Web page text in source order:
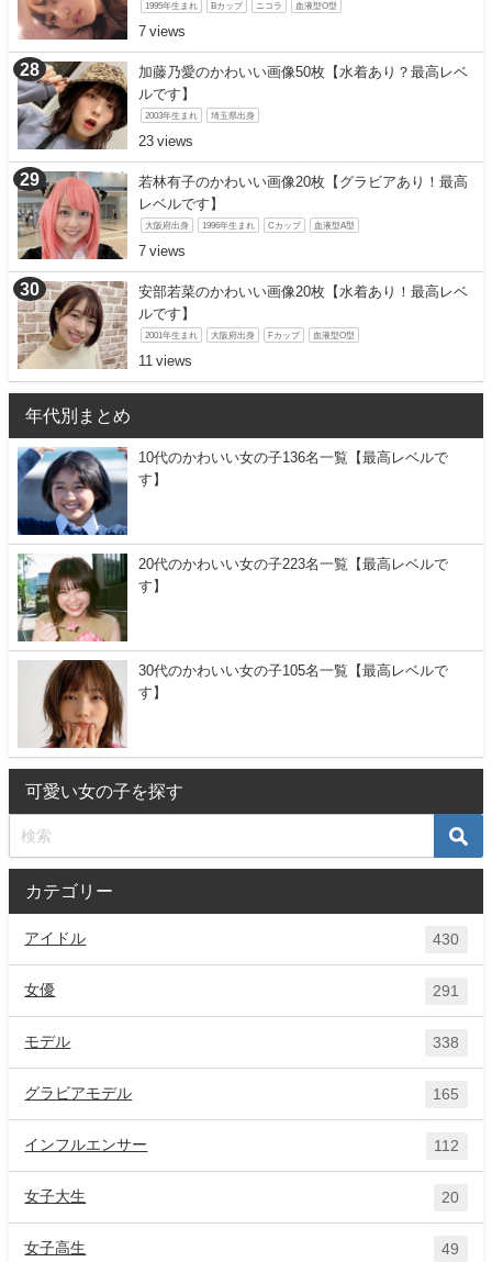
1995年生まれ Bカップ ニコラ 血液型O型
7
加藤乃愛のかわいい画像50枚【水着あり？最高レベ
ルです】
2003年生まれ 埼玉県出身
23
若林有子のかわいい画像20枚【グラビアあり！最高
レベルです】
大阪府出身 1996年生まれ Cカップ 血液型A型
7
安部若菜のかわいい画像20枚【水着あり！最高レベ
ルです】
2001年生まれ 大阪府出身 Fカップ 血液型O型
11
年代別まとめ
10代のかわいい女の子136名一覧【最高レベルで
す】
20代のかわいい女の子223名一覧【最高レベルで
す】
30代のかわいい女の子105名一覧【最高レベルで
す】
可愛い女の子を探す
カテゴリー
アイドル 430
女優 291
モデル 338
グラビアモデル 165
インフルエンサー 112
女子大生 20
女子高生 49